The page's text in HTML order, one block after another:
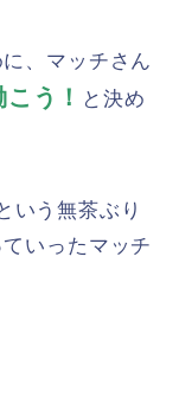
、マッチさん
う！
と決め
いう無茶ぶり
いったマッチ